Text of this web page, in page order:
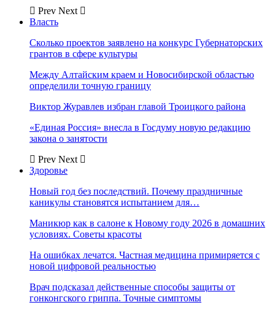
Prev Next
Власть
Сколько проектов заявлено на конкурс Губернаторских
грантов в сфере культуры
Между Алтайским краем и Новосибирской областью
определили точную границу
Виктор Журавлев избран главой Троицкого района
«Единая Россия» внесла в Госдуму новую редакцию
закона о занятости
Prev Next
Здоровье
Новый год без последствий. Почему праздничные
каникулы становятся испытанием для…
Маникюр как в салоне к Новому году 2026 в домашних
условиях. Советы красоты
На ошибках лечатся. Частная медицина примиряется с
новой цифровой реальностью
Врач подсказал действенные способы защиты от
гонконгского гриппа. Точные симптомы